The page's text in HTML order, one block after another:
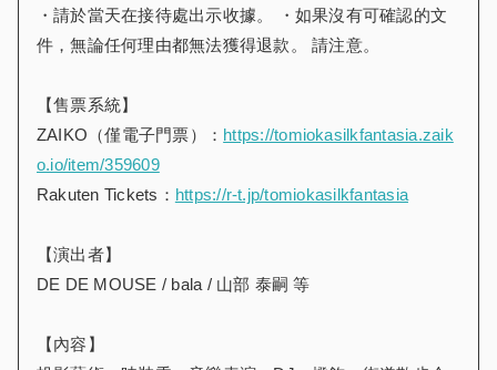
・請於當天在接待處出示收據。 ・如果沒有可確認的文
件，無論任何理由都無法獲得退款。 請注意。
【售票系統】
ZAIKO（僅電子門票）： https://tomiokasilkfantasia.zaik
o.io/item/359609
Rakuten Tickets： https://r-t.jp/tomiokasilkfantasia
【演出者】
DE DE MOUSE / bala / 山部 泰嗣 等
【內容】